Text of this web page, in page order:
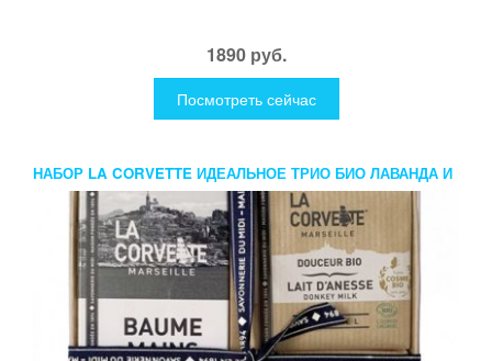
1890 руб.
Посмотреть сейчас
НАБОР LA CORVETTE ИДЕАЛЬНОЕ ТРИО БИО ЛАВАНДА И
МОЛОКО ОСЛИЦЫ